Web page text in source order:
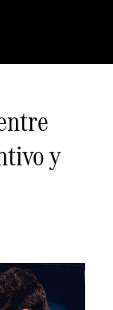
y